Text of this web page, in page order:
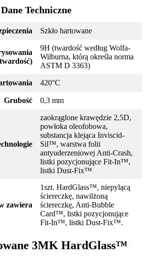
Dane Techniczne
Szkło hartowane
9H (twardość według Wolfa-
Wilburna, którą określa norma
ASTM D 3363)
420°C
Grubość 0,3 mm
zaokrąglone krawędzie 2,5D,
powłoka oleofobowa,
substancja klejąca Inviscid-
Sil™, warstwa folii
antyuderzeniowej Anti-Crash,
listki pozycjonujące Fit-In™,
listki Dust-Fix™
zawiera
1szt. HardGlass™, niepylącą
ściereczkę, nawilżoną
ściereczkę, Anti-Bubble
Card™, listki pozycjonujące
Fit-In™, listki Dust-Fix™.
3MK HardGlass™